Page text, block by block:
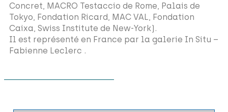
Concret, MACRO Testaccio de Rome, Palais de
Tokyo, Fondation Ricard, MAC VAL, Fondation
Caixa, Swiss Institute de New-York).
Il est représenté en France par la galerie In Situ –
Fabienne Leclerc .